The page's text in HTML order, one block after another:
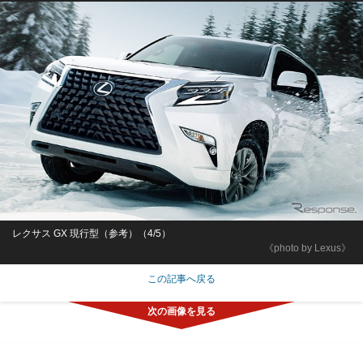
《photo by Lexus》
レクサス GX 現行型（参考）（4/5）
この記事へ戻る